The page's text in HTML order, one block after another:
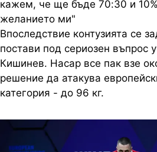
кажем, че ще бъде 70:30 и
желанието ми"
Впоследствие контузията се
постави под сериозен въпрос
Кишинев. Насар все пак взе
решение да атакува
категория - до 96 кг.